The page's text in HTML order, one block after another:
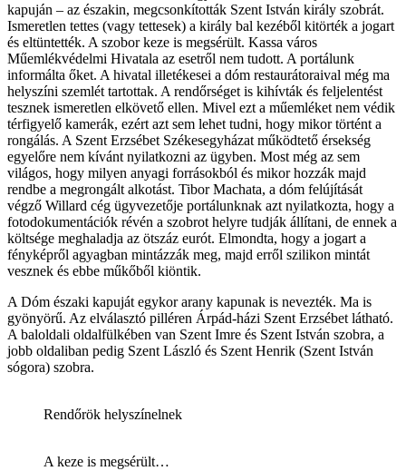
kapuján – az északin, megcsonkították Szent István király szobrát.
Ismeretlen tettes (vagy tettesek) a király bal kezéből kitörték a jogart
és eltüntették. A szobor keze is megsérült. Kassa város
Műemlékvédelmi Hivatala az esetről nem tudott. A portálunk
informálta őket. A hivatal illetékesei a dóm restaurátoraival még ma
helyszíni szemlét tartottak. A rendőrséget is kihívták és feljelentést
tesznek ismeretlen elkövető ellen. Mivel ezt a műemléket nem védik
térfigyelő kamerák, ezért azt sem lehet tudni, hogy mikor történt a
rongálás. A Szent Erzsébet Székesegyházat működtető érsekség
egyelőre nem kívánt nyilatkozni az ügyben. Most még az sem
világos, hogy milyen anyagi forrásokból és mikor hozzák majd
rendbe a megrongált alkotást. Tibor Machata, a dóm felújítását
végző Willard cég ügyvezetője portálunknak azt nyilatkozta, hogy a
fotodokumentációk révén a szobrot helyre tudják állítani, de ennek a
költsége meghaladja az ötszáz eurót. Elmondta, hogy a jogart a
fényképről agyagban mintázzák meg, majd erről szilikon mintát
vesznek és ebbe műkőből kiöntik.
A Dóm északi kapuját egykor arany kapunak is nevezték. Ma is
gyönyörű. Az elválasztó pilléren Árpád-házi Szent Erzsébet látható.
A baloldali oldalfülkében van Szent Imre és Szent István szobra, a
jobb oldaliban pedig Szent László és Szent Henrik (Szent István
sógora) szobra.
Rendőrök helyszínelnek
A keze is megsérült…